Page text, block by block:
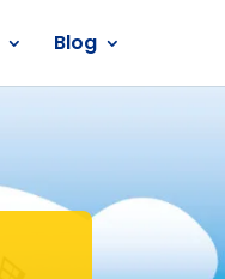
Blog